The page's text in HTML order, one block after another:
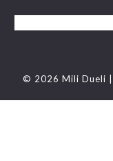
© 2026 Mili Dueli